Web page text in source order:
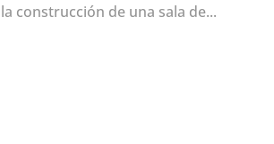
construcción de una sala de...